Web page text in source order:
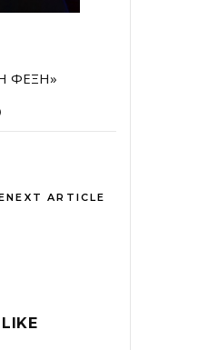
ΦΕΞΗ»
NEXT ARTICLE